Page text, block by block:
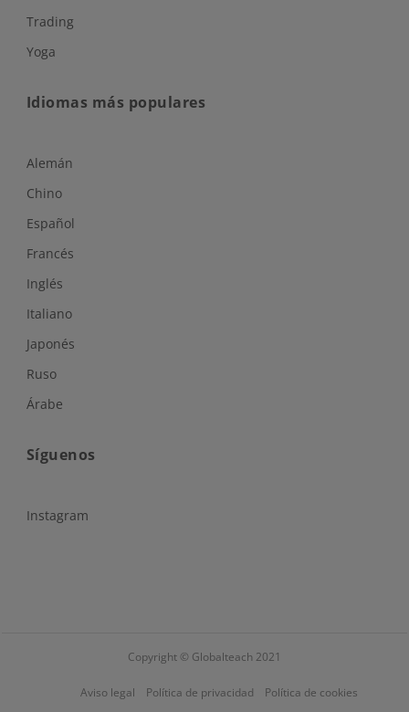
Trading
Yoga
Idiomas más populares
Alemán
Chino
Español
Francés
Inglés
Italiano
Japonés
Ruso
Árabe
Síguenos
Instagram
Copyright © Globalteach 2021
Aviso legal Política de privacidad Política de cookies